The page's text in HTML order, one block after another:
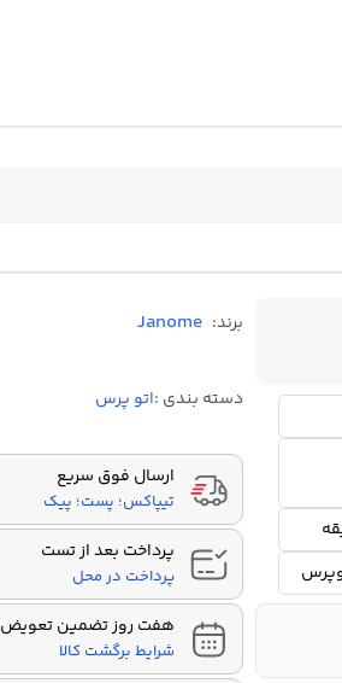
برند: Janome
دسته بندی :اتو پرس
ارسال فوق سریع
تیپاکس؛ پست؛ پیک
پرداخت بعد از تست
پرداخت در محل
هفت روز تضمین تعویض
شرایط برگشت کالا